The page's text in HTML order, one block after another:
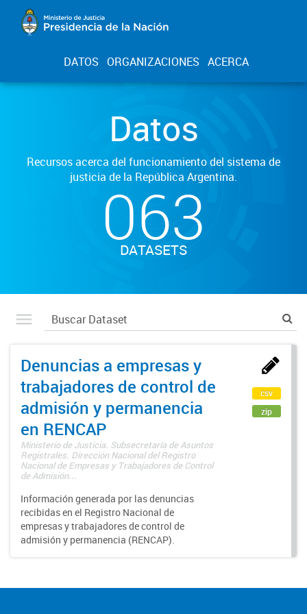
DATOS ORGANIZACIONES ACERCA
Datos
Recursos acerca del funcionamiento del sistema de
justicia de la República Argentina.
063
DATASETS
Denuncias a empresas y
trabajadores de control de
admisión y permanencia
en RENCAP
Ministerio de Justicia. Subsecretaría de Asuntos
Registrales. Dirección Nacional del Registro
Nacional de Empresas y Trabajadores de Control
de Admisión...
Información generada por las denuncias
recibidas en el Registro Nacional de
empresas y trabajadores de control de
admisión y permanencia (RENCAP).
csv
zip